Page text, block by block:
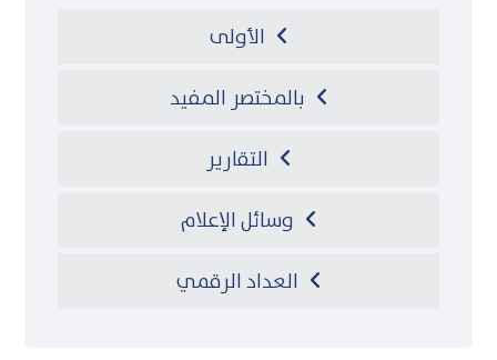
الأولى
بالمختصر المفيد
التقارير
وسائل الإعلام
العداد الرقمي